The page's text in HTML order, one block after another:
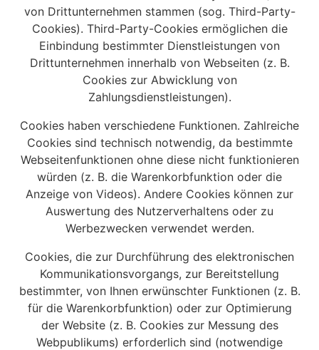
von Drittunternehmen stammen (sog. Third-Party-
Cookies). Third-Party-Cookies ermöglichen die
Einbindung bestimmter Dienstleistungen von
Drittunternehmen innerhalb von Webseiten (z. B.
Cookies zur Abwicklung von
Zahlungsdienstleistungen).
Cookies haben verschiedene Funktionen. Zahlreiche
Cookies sind technisch notwendig, da bestimmte
Webseitenfunktionen ohne diese nicht funktionieren
würden (z. B. die Warenkorbfunktion oder die
Anzeige von Videos). Andere Cookies können zur
Auswertung des Nutzerverhaltens oder zu
Werbezwecken verwendet werden.
Cookies, die zur Durchführung des elektronischen
Kommunikationsvorgangs, zur Bereitstellung
bestimmter, von Ihnen erwünschter Funktionen (z. B.
für die Warenkorbfunktion) oder zur Optimierung
der Website (z. B. Cookies zur Messung des
Webpublikums) erforderlich sind (notwendige